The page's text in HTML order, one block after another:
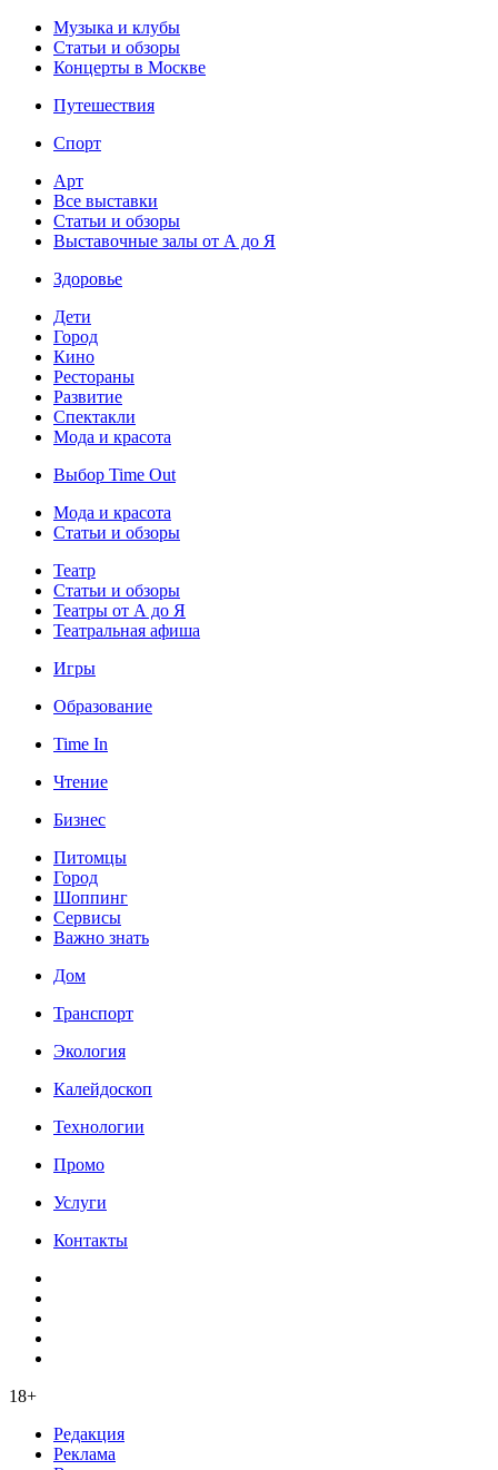
Музыка и клубы
Статьи и обзоры
Концерты в Москве
Путешествия
Спорт
Арт
Все выставки
Статьи и обзоры
Выставочные залы от А до Я
Здоровье
Дети
Город
Кино
Рестораны
Развитие
Спектакли
Мода и красота
Выбор Time Out
Мода и красота
Статьи и обзоры
Театр
Статьи и обзоры
Театры от А до Я
Театральная афиша
Игры
Образование
Time In
Чтение
Бизнес
Питомцы
Город
Шоппинг
Сервисы
Важно знать
Дом
Транспорт
Экология
Калейдоскоп
Технологии
Промо
Услуги
Контакты
18+
Редакция
Реклама